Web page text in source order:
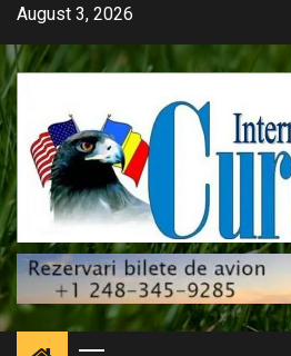
Skip
content
August 3, 2026